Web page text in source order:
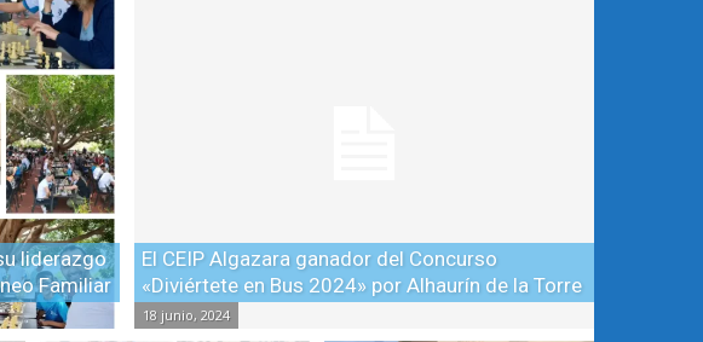
liderazgo
Familiar
El CEIP Algazara ganador del Concurso
«Diviértete en Bus 2024» por Alhaurín de la Torre
18 junio, 2024